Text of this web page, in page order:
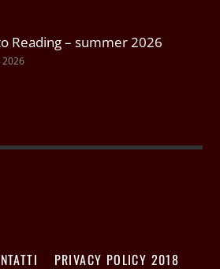
Reading – summer 2026
2026
PRIVACY POLICY 2018